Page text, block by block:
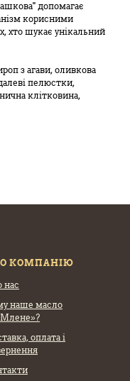
допомагає
корисними
хто шукає унікальний
з агави, оливкова
пелюстки,
клітковина,
КОМПАНІЮ
нас
наше масло
оплатаі